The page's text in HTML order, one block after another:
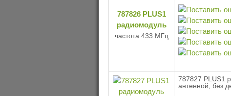
787826 PLUS1
радиомодуль
частота 433 МГц
787827 PLUS1
антенной, без